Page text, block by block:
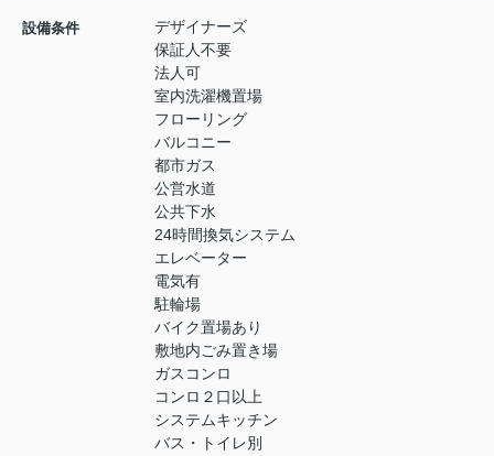
設備条件
デザイナーズ
保証人不要
法人可
室内洗濯機置場
フローリング
バルコニー
都市ガス
公営水道
公共下水
24時間換気システム
エレベーター
電気有
駐輪場
バイク置場あり
敷地内ごみ置き場
ガスコンロ
コンロ２口以上
システムキッチン
バス・トイレ別